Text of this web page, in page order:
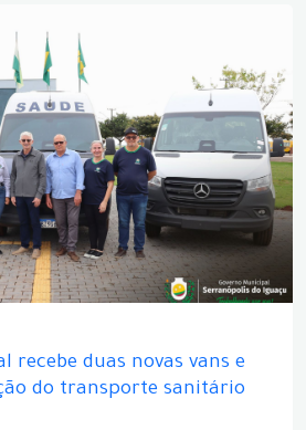
recebe duas novas vans e
do transporte sanitário